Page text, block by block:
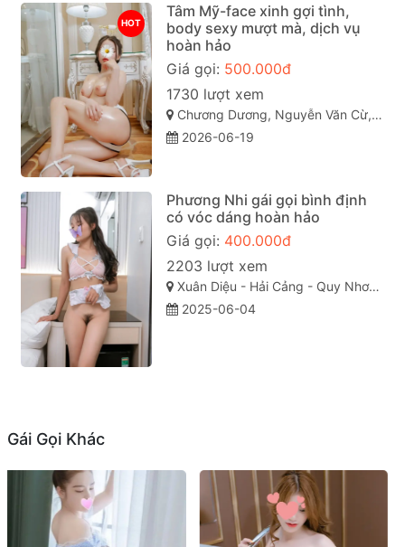
HOT
Tâm Mỹ-face xinh gợi tình,
body sexy mượt mà, dịch vụ
hoàn hảo
Giá gọi: 500.000đ
1730 lượt xem
Chương Dương, Nguyễn Văn Cừ, TP Quy Nhơn
2026-06-19
Phương Nhi gái gọi bình định
có vóc dáng hoàn hảo
Giá gọi: 400.000đ
2203 lượt xem
Xuân Diệu - Hải Cảng - Quy Nhơn - Bình Định
2025-06-04
Gái Gọi Khác